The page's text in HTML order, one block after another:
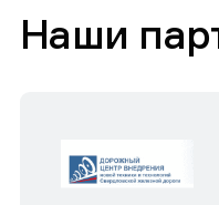
Наши